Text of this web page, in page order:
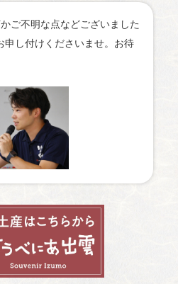
ご不明な点などございました
申し付けくださいませ。お待